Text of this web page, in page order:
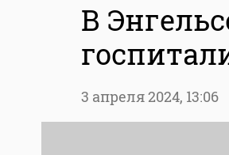
В
3 апреля 2024, 13:06